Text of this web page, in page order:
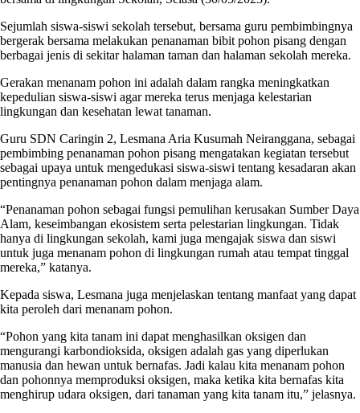
Sejumlah siswa-siswi sekolah tersebut, bersama guru pembimbingnya
bergerak bersama melakukan penanaman bibit pohon pisang dengan
berbagai jenis di sekitar halaman taman dan halaman sekolah mereka.
Gerakan menanam pohon ini adalah dalam rangka meningkatkan
kepedulian siswa-siswi agar mereka terus menjaga kelestarian
lingkungan dan kesehatan lewat tanaman.
Guru SDN Caringin 2, Lesmana Aria Kusumah Neiranggana, sebagai
pembimbing penanaman pohon pisang mengatakan kegiatan tersebut
sebagai upaya untuk mengedukasi siswa-siswi tentang kesadaran akan
pentingnya penanaman pohon dalam menjaga alam.
“Penanaman pohon sebagai fungsi pemulihan kerusakan Sumber Daya
Alam, keseimbangan ekosistem serta pelestarian lingkungan. Tidak
hanya di lingkungan sekolah, kami juga mengajak siswa dan siswi
untuk juga menanam pohon di lingkungan rumah atau tempat tinggal
mereka,” katanya.
Kepada siswa, Lesmana juga menjelaskan tentang manfaat yang dapat
kita peroleh dari menanam pohon.
“Pohon yang kita tanam ini dapat menghasilkan oksigen dan
mengurangi karbondioksida, oksigen adalah gas yang diperlukan
manusia dan hewan untuk bernafas. Jadi kalau kita menanam pohon
dan pohonnya memproduksi oksigen, maka ketika kita bernafas kita
menghirup udara oksigen, dari tanaman yang kita tanam itu,” jelasnya.